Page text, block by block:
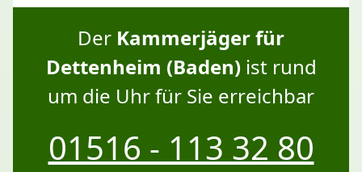
Der Kammerjäger für
Dettenheim (Baden)ist rund
um die Uhr für Sie erreichbar
01516 - 113 32 80